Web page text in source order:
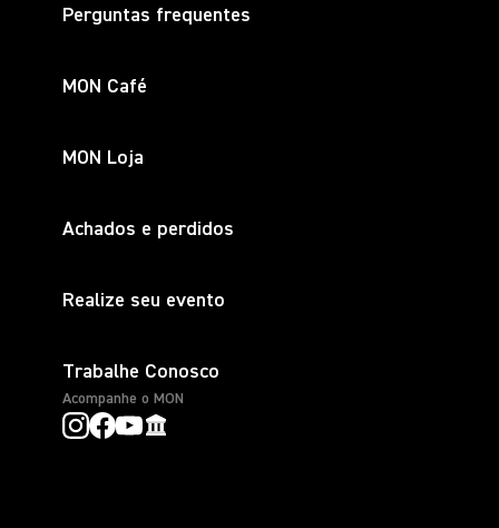
Perguntas frequentes
MON Café
MON Loja
Achados e perdidos
Realize seu evento
Trabalhe Conosco
Acompanhe o MON